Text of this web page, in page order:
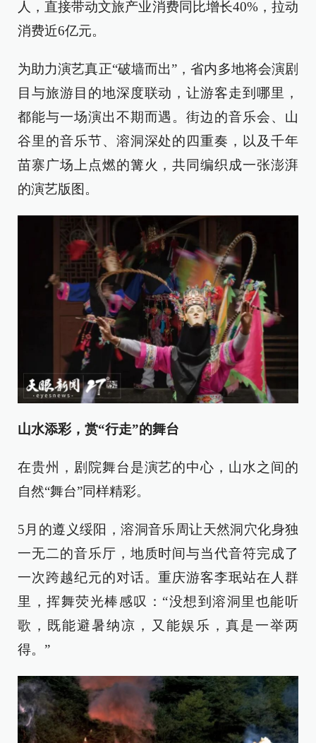
人，直接带动文旅产业消费同比增长40%，拉动
消费近6亿元。
为助力演艺真正“破墙而出”，省内多地将会演剧
目与旅游目的地深度联动，让游客走到哪里，
都能与一场演出不期而遇。街边的音乐会、山
谷里的音乐节、溶洞深处的四重奏，以及千年
苗寨广场上点燃的篝火，共同编织成一张澎湃
的演艺版图。
山水添彩，赏“行走”的舞台
在贵州，剧院舞台是演艺的中心，山水之间的
自然“舞台”同样精彩。
5月的遵义绥阳，溶洞音乐周让天然洞穴化身独
一无二的音乐厅，地质时间与当代音符完成了
一次跨越纪元的对话。重庆游客李珉站在人群
里，挥舞荧光棒感叹：“没想到溶洞里也能听
歌，既能避暑纳凉，又能娱乐，真是一举两
得。”